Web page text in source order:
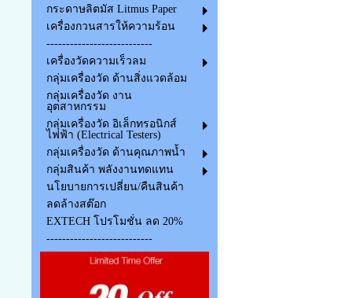
กระดาษลิตมัส Litmus Paper
เครื่องกวนสารให้ความร้อน
---------------------------
เครื่องวัดความเร็วลม
กลุ่มเครื่องวัด ด้านสิ่งแวดล้อม
กลุ่มเครื่องวัด งาน
อุตสาหกรรม
กลุ่มเครื่องวัด อิเล็กทรอนิกส์
ไฟฟ้า (Electrical Testers)
กลุ่มเครื่องวัด ด้านคุณภาพน้ำ
กลุ่มสินค้า พลังงานทดแทน
นโยบายการเปลี่ยน/คืนสินค้า
ลดล้างสต๊อก
EXTECH โปรโมชั่น ลด 20%
---------------------------